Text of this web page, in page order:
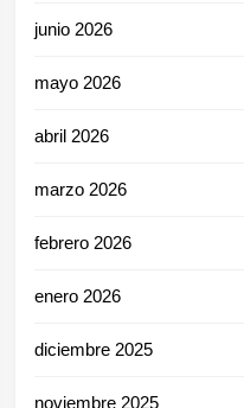
junio 2026
mayo 2026
abril 2026
marzo 2026
febrero 2026
enero 2026
diciembre 2025
noviembre 2025